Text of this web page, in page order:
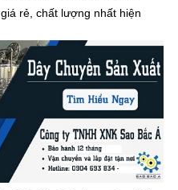
giá rẻ, chất lượng nhất hiện